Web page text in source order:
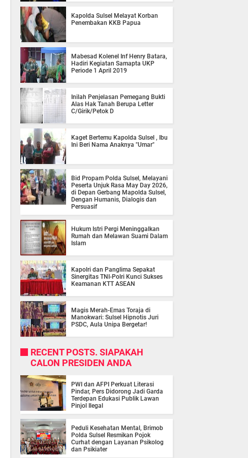
Kapolda Sulsel Melayat Korban
Penembakan KKB Papua
Mabesad Kolenel Inf Henry Batara,
Hadiri Kegiatan Samapta UKP
Periode 1 April 2019
Inilah Penjelasan Pemegang Bukti
Alas Hak Tanah Berupa Letter
C/Girik/Petok D
Kaget Bertemu Kapolda Sulsel , Ibu
Ini Beri Nama Anaknya "Umar"
Bid Propam Polda Sulsel, Melayani
Peserta Unjuk Rasa May Day 2026,
di Depan Gerbang Mapolda Sulsel,
Dengan Humanis, Dialogis dan
Persuasif
Hukum Istri Pergi Meninggalkan
Rumah dan Melawan Suami Dalam
Islam
Kapolri dan Panglima Sepakat
Sinergitas TNI-Polri Kunci Sukses
Keamanan KTT ASEAN
Magis Merah-Emas Toraja di
Manokwari: Sulsel Hipnotis Juri
PSDC, Aula Unipa Bergetar!
RECENT POSTS. SIAPAKAH
CALON PRESIDEN ANDA
PWI dan AFPI Perkuat Literasi
Pindar, Pers Didorong Jadi Garda
Terdepan Edukasi Publik Lawan
Pinjol Ilegal
Peduli Kesehatan Mental, Brimob
Polda Sulsel Resmikan Pojok
Curhat dengan Layanan Psikolog
dan Psikiater